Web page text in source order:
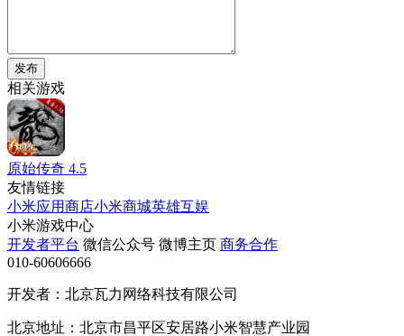
发布
相关游戏
原始传奇 4.5
友情链接
小米应用商店小米商城英雄互娱
小米游戏中心
开发者平台 微信公众号 微博主页 商务合作
010-60606666
开发者：北京瓦力网络科技有限公司
北京地址：北京市昌平区安居路小米智慧产业园